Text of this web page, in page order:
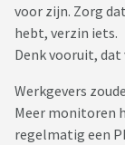
voor zijn. Zorg
hebt, verzin iets.
Denk vooruit, dat
Werkgevers
Meer monitoren
regelmatig een